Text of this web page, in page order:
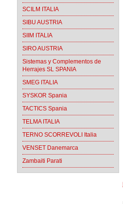
SCILM ITALIA
SIBU AUSTRIA
SIIM ITALIA
SIRO AUSTRIA
Sistemas y Complementos de
Herrajes SL SPANIA
SMEG ITALIA
SYSKOR Spania
TACTICS Spania
TELMA ITALIA
TERNO SCORREVOLI Italia
VENSET Danemarca
Zambaiti Parati